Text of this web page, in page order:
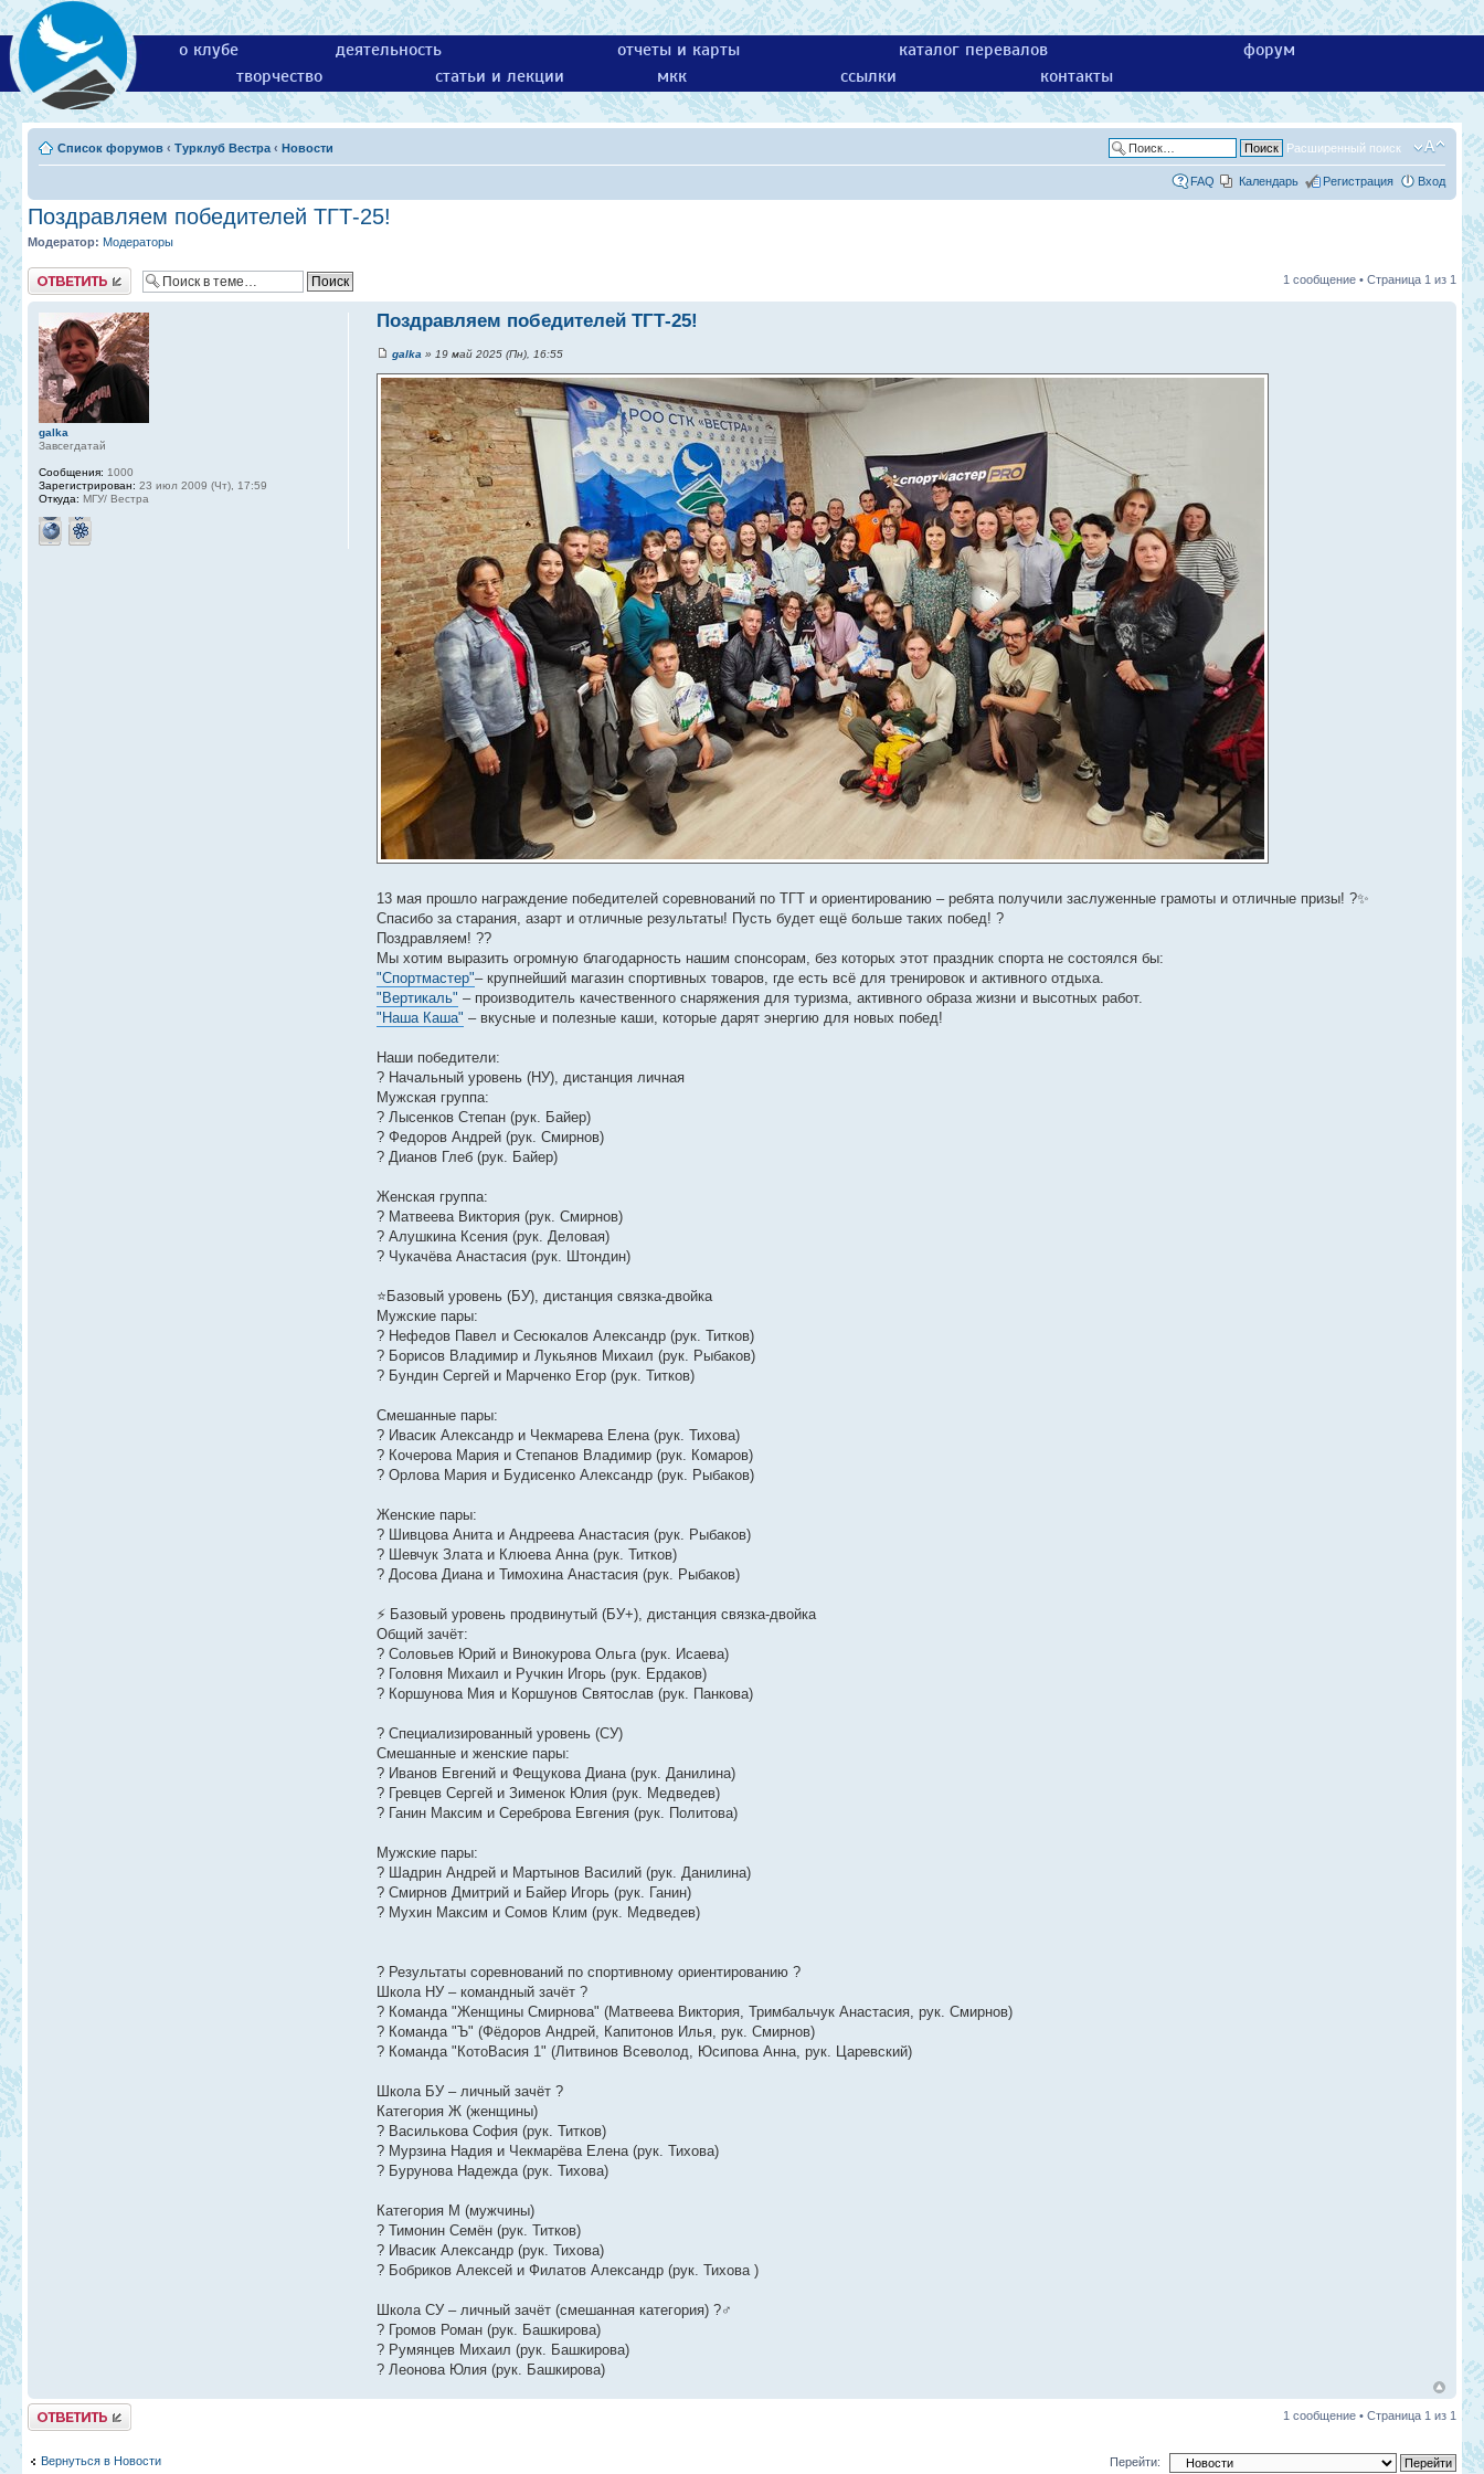
о клубе деятельность отчеты и карты каталог перевалов
форум
творчество
статьи и лекции мкк ссылки контакты
Список форумов ‹ Турклуб Вестра ‹ Новости Расширенный поиск
FAQ Календарь Регистрация Вход
Поздравляем победителей ТГТ-25!
Модератор: Модераторы
Ответить 1 сообщение • Страница 1 из 1
Поздравляем победителей ТГТ-25!
galka» 19 май 2025 (Пн), 16:55
13 мая прошло награждение победителей соревнований по ТГТ и ориентированию – ребята получили заслуженные грамоты и отличные призы! ?✨
Спасибо за старания, азарт и отличные результаты! Пусть будет ещё больше таких побед! ?
Поздравляем! ??
Мы хотим выразить огромную благодарность нашим спонсорам, без которых этот праздник спорта не состоялся бы:
"Спортмастер"– крупнейший магазин спортивных товаров, где есть всё для тренировок и активного отдыха.
"Вертикаль" – производитель качественного снаряжения для туризма, активного образа жизни и высотных работ.
"Наша Каша" – вкусные и полезные каши, которые дарят энергию для новых побед!
Наши победители:
? Начальный уровень (НУ), дистанция личная
Мужская группа:
? Лысенков Степан (рук. Байер)
? Федоров Андрей (рук. Смирнов)
? Дианов Глеб (рук. Байер)
Женская группа:
? Матвеева Виктория (рук. Смирнов)
? Алушкина Ксения (рук. Деловая)
? Чукачёва Анастасия (рук. Штондин)
⭐Базовый уровень (БУ), дистанция связка-двойка
Мужские пары:
? Нефедов Павел и Сесюкалов Александр (рук. Титков)
? Борисов Владимир и Лукьянов Михаил (рук. Рыбаков)
? Бундин Сергей и Марченко Егор (рук. Титков)
Смешанные пары:
? Ивасик Александр и Чекмарева Елена (рук. Тихова)
? Кочерова Мария и Степанов Владимир (рук. Комаров)
? Орлова Мария и Будисенко Александр (рук. Рыбаков)
Женские пары:
? Шивцова Анита и Андреева Анастасия (рук. Рыбаков)
? Шевчук Злата и Клюева Анна (рук. Титков)
? Досова Диана и Тимохина Анастасия (рук. Рыбаков)
⚡ Базовый уровень продвинутый (БУ+), дистанция связка-двойка
Общий зачёт:
? Соловьев Юрий и Винокурова Ольга (рук. Исаева)
? Головня Михаил и Ручкин Игорь (рук. Ердаков)
? Коршунова Мия и Коршунов Святослав (рук. Панкова)
? Специализированный уровень (СУ)
Смешанные и женские пары:
? Иванов Евгений и Фещукова Диана (рук. Данилина)
? Гревцев Сергей и Зименок Юлия (рук. Медведев)
? Ганин Максим и Сереброва Евгения (рук. Политова)
Мужские пары:
? Шадрин Андрей и Мартынов Василий (рук. Данилина)
? Смирнов Дмитрий и Байер Игорь (рук. Ганин)
? Мухин Максим и Сомов Клим (рук. Медведев)
? Результаты соревнований по спортивному ориентированию ?
Школа НУ – командный зачёт ?
? Команда "Женщины Смирнова" (Матвеева Виктория, Тримбальчук Анастасия, рук. Смирнов)
? Команда "Ъ" (Фёдоров Андрей, Капитонов Илья, рук. Смирнов)
? Команда "КотоВасия 1" (Литвинов Всеволод, Юсипова Анна, рук. Царевский)
Школа БУ – личный зачёт ?
Категория Ж (женщины)
? Василькова София (рук. Титков)
? Мурзина Надия и Чекмарёва Елена (рук. Тихова)
? Бурунова Надежда (рук. Тихова)
Категория М (мужчины)
? Тимонин Семён (рук. Титков)
? Ивасик Александр (рук. Тихова)
? Бобриков Алексей и Филатов Александр (рук. Тихова )
Школа СУ – личный зачёт (смешанная категория) ?‍♂️
? Громов Роман (рук. Башкирова)
? Румянцев Михаил (рук. Башкирова)
? Леонова Юлия (рук. Башкирова)
galka
Завсегдатай
Сообщения: 1000
Зарегистрирован: 23 июл 2009 (Чт), 17:59
Откуда: МГУ/ Вестра
Ответить 1 сообщение • Страница 1 из 1
Вернуться в Новости Перейти: